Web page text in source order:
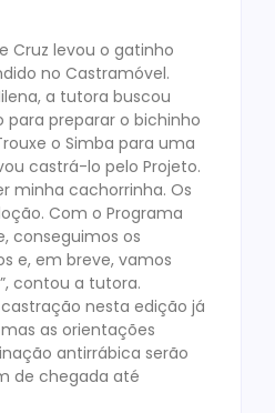
Cruz levou o gatinho
no Castramóvel.
a tutora buscou
preparar o bichinho
o Simba para uma
castrá-lo pelo Projeto.
minha cachorrinha. Os
Com o Programa
conseguimos os
e, em breve, vamos
contou a tutora.
nesta edição já
as orientações
antirrábica serão
de chegada até